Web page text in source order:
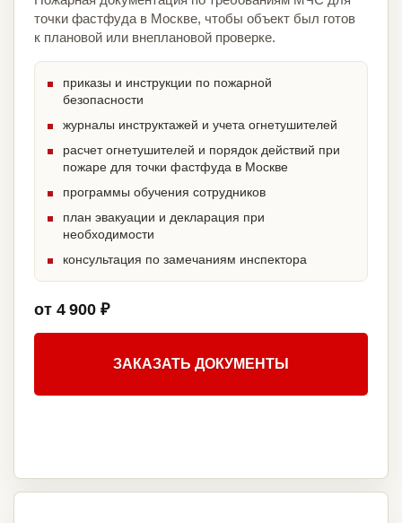
точки фастфуда в Москве, чтобы объект был готов
к плановой или внеплановой проверке.
приказы и инструкции по пожарной
безопасности
журналы инструктажей и учета огнетушителей
расчет огнетушителей и порядок действий при
пожаре для точки фастфуда в Москве
программы обучения сотрудников
план эвакуации и декларация при
необходимости
консультация по замечаниям инспектора
от 4 900 ₽
ЗАКАЗАТЬ ДОКУМЕНТЫ